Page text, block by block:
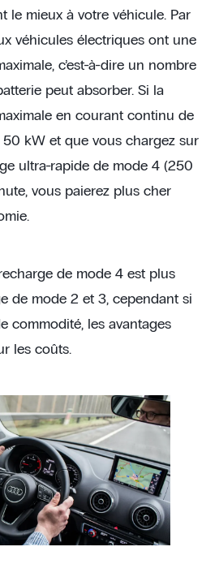
le mieux à votre véhicule. Par
véhicules électriques ont une
c’est-à-dire un nombre
peut absorber. Si la
en courant continu de
kW et que vous chargez sur
ultra-rapide de mode 4 (250
vous paierez plus cher
de mode 4 est plus
de mode 2 et 3, cependant si
commodité, les avantages
les coûts.